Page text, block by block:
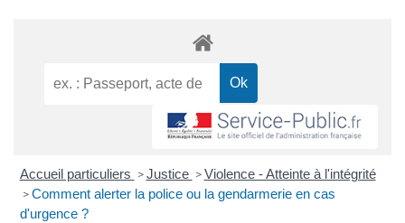
Accueil particuliers > Justice > Violence - Atteinte à l'intégrité
> Comment alerter la police ou la gendarmerie en cas
d'urgence ?